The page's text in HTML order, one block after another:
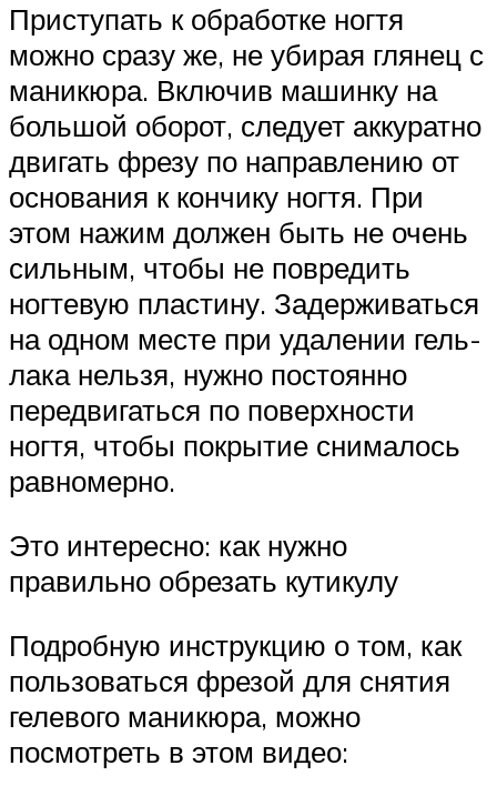
Приступать к обработке ногтя
можно сразу же, не убирая глянец с
маникюра. Включив машинку на
большой оборот, следует аккуратно
двигать фрезу по направлению от
основания к кончику ногтя. При
этом нажим должен быть не очень
сильным, чтобы не повредить
ногтевую пластину. Задерживаться
на одном месте при удалении гель-
лака нельзя, нужно постоянно
передвигаться по поверхности
ногтя, чтобы покрытие снималось
равномерно.
Это интересно: как нужно
правильно обрезать кутикулу
Подробную инструкцию о том, как
пользоваться фрезой для снятия
гелевого маникюра, можно
посмотреть в этом видео: